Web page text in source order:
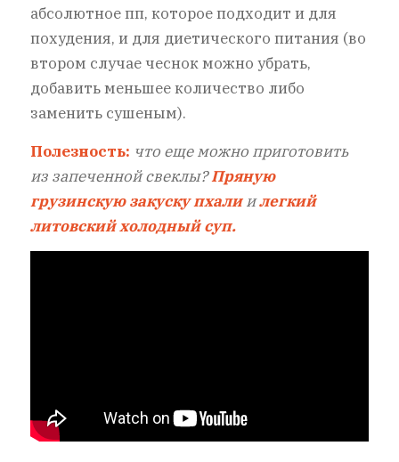
абсолютное пп, которое подходит и для
похудения, и для диетического питания (во
втором случае чеснок можно убрать,
добавить меньшее количество либо
заменить сушеным).
Полезность: что еще можно приготовить
из запеченной свеклы?Пряную
грузинскую закуску пхалиилегкий
литовский холодный суп.